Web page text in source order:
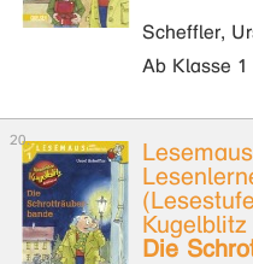
Scheffler,
Ab Klasse 1
Die